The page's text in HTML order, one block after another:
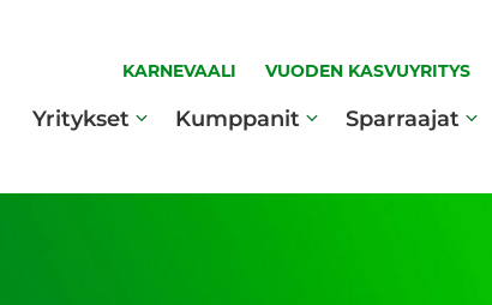
KARNEVAALI VUODEN KASVUYRITYS
Yritykset Kumppanit Sparraajat